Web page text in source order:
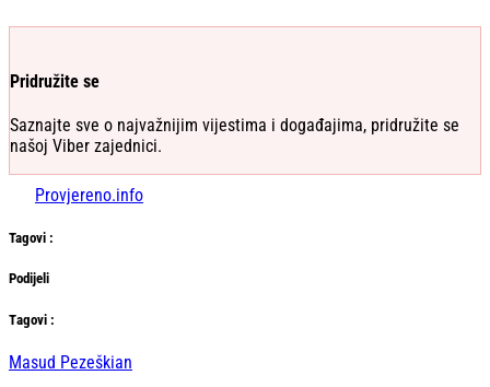
Pridružite se
Saznajte sve o najvažnijim vijestima i događajima, pridružite se
našoj Viber zajednici.
Provjereno.info
Tagovi :
Podijeli
Тagovi :
Masud Pezeškian